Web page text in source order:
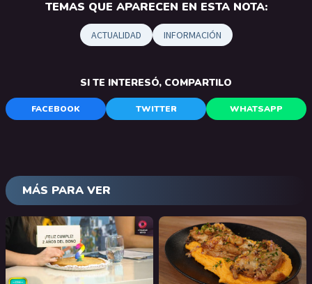
TEMAS QUE APARECEN EN ESTA NOTA:
ACTUALIDAD INFORMACIÓN
SI TE INTERESÓ, COMPARTILO
FACEBOOK TWITTER WHATSAPP
MÁS PARA VER